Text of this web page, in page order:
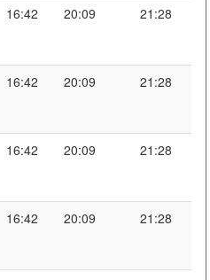
16:42 20:09 21:28
16:42 20:09 21:28
16:42 20:09 21:28
16:42 20:09 21:28